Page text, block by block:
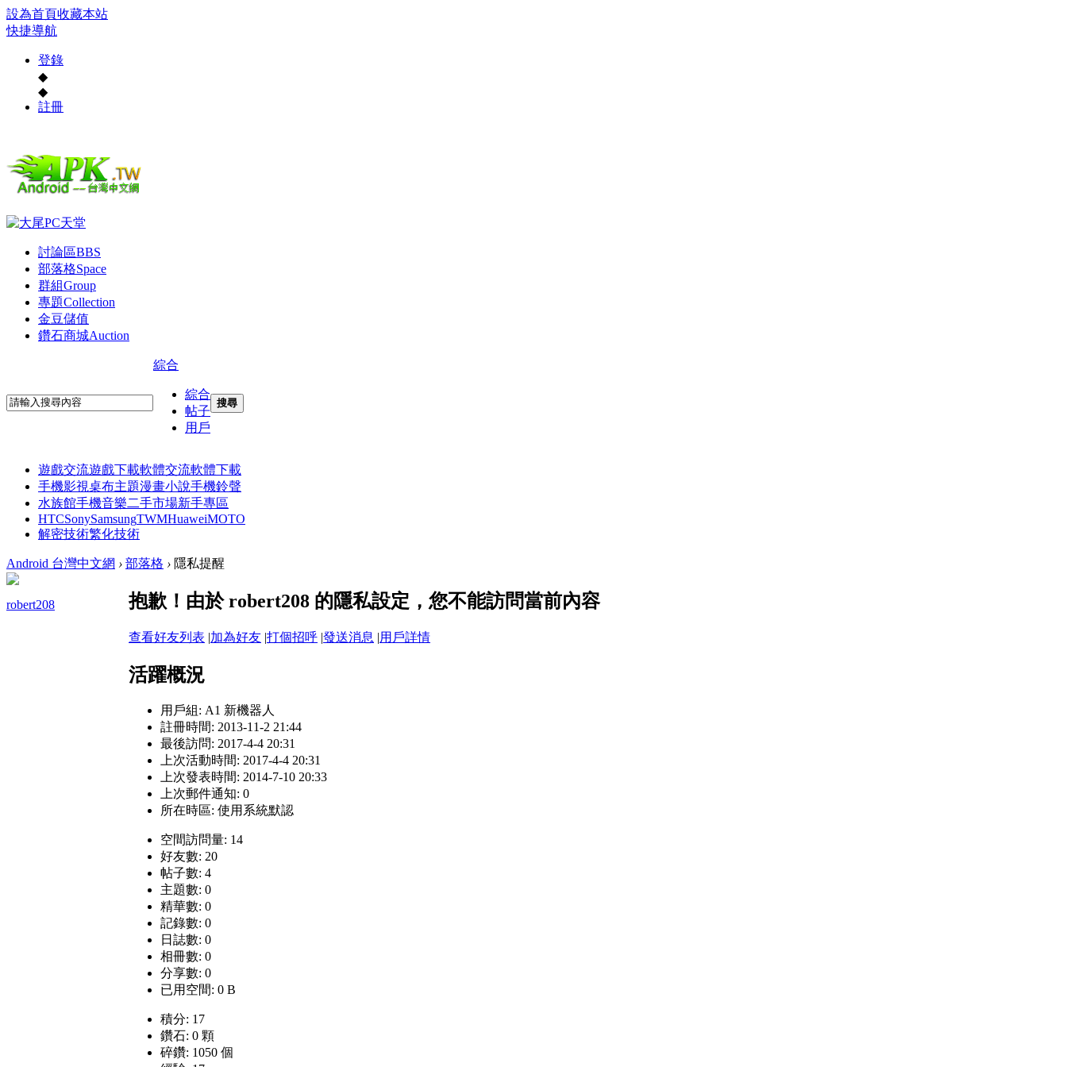
設為首頁收藏本站
快捷導航
登錄
◆
◆
註冊
討論區BBS
部落格Space
群組Group
專題Collection
金豆儲值
鑽石商城Auction
綜合
綜合
帖子
用戶
搜尋
遊戲交流遊戲下載軟體交流軟體下載
手機影視桌布主題漫畫小說手機鈴聲
水族館手機音樂二手市場新手專區
HTCSonySamsungTWMHuaweiMOTO
解密技術繁化技術
Android 台灣中文網 › 部落格 › 隱私提醒
robert208 抱歉！由於 robert208 的隱私設定，您不能訪問當前內容
查看好友列表 |加為好友 |打個招呼 |發送消息 |用戶詳情
活躍概況
用戶組: A1 新機器人
註冊時間: 2013-11-2 21:44
最後訪問: 2017-4-4 20:31
上次活動時間: 2017-4-4 20:31
上次發表時間: 2014-7-10 20:33
上次郵件通知: 0
所在時區: 使用系統默認
空間訪問量: 14
好友數: 20
帖子數: 4
主題數: 0
精華數: 0
記錄數: 0
日誌數: 0
相冊數: 0
分享數: 0
已用空間: 0 B
積分: 17
鑽石: 0 顆
碎鑽: 1050 個